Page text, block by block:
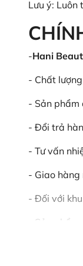
Lưu ý:
-Hani
- Chất
- Sản phẩm
- Đổi trả
- Tư vấn
- Giao hàng
- Đối với
- Sản